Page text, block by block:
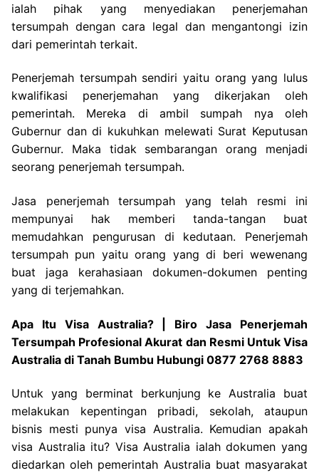
ialah pihak yang menyediakan penerjemahan
tersumpah dengan cara legal dan mengantongi izin
dari pemerintah terkait.
Penerjemah tersumpah sendiri yaitu orang yang lulus
kwalifikasi penerjemahan yang dikerjakan oleh
pemerintah. Mereka di ambil sumpah nya oleh
Gubernur dan di kukuhkan melewati Surat Keputusan
Gubernur. Maka tidak sembarangan orang menjadi
seorang penerjemah tersumpah.
Jasa penerjemah tersumpah yang telah resmi ini
mempunyai hak memberi tanda-tangan buat
memudahkan pengurusan di kedutaan. Penerjemah
tersumpah pun yaitu orang yang di beri wewenang
buat jaga kerahasiaan dokumen-dokumen penting
yang di terjemahkan.
Apa Itu Visa Australia? | Biro Jasa Penerjemah
Tersumpah Profesional Akurat dan Resmi Untuk Visa
Australia di Tanah Bumbu Hubungi 0877 2768 8883
Untuk yang berminat berkunjung ke Australia buat
melakukan kepentingan pribadi, sekolah, ataupun
bisnis mesti punya visa Australia. Kemudian apakah
visa Australia itu? Visa Australia ialah dokumen yang
diedarkan oleh pemerintah Australia buat masyarakat